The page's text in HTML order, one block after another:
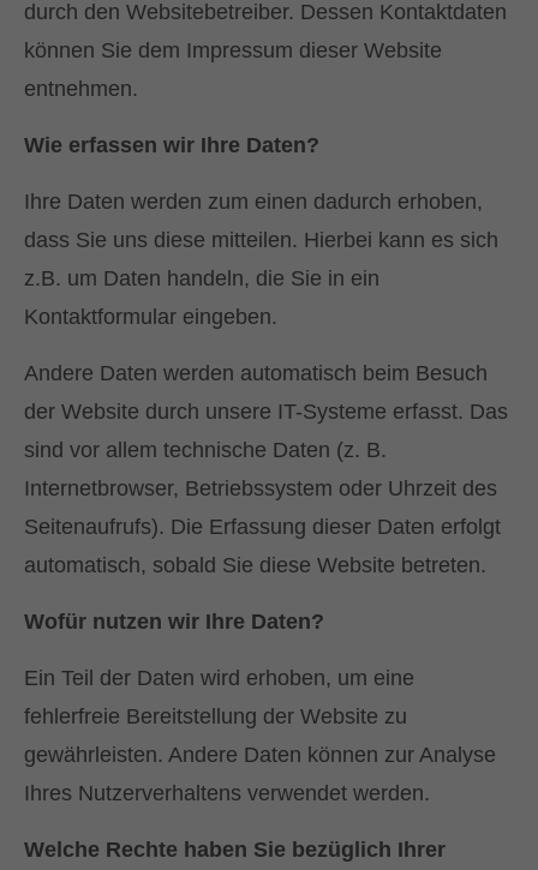
durch den Websitebetreiber. Dessen Kontaktdaten
können Sie dem Impressum dieser Website
entnehmen.
Wie erfassen wir Ihre Daten?
Ihre Daten werden zum einen dadurch erhoben,
dass Sie uns diese mitteilen. Hierbei kann es sich
z.B. um Daten handeln, die Sie in ein
Kontaktformular eingeben.
Andere Daten werden automatisch beim Besuch
der Website durch unsere IT-Systeme erfasst. Das
sind vor allem technische Daten (z. B.
Internetbrowser, Betriebssystem oder Uhrzeit des
Seitenaufrufs). Die Erfassung dieser Daten erfolgt
automatisch, sobald Sie diese Website betreten.
Wofür nutzen wir Ihre Daten?
Ein Teil der Daten wird erhoben, um eine
fehlerfreie Bereitstellung der Website zu
gewährleisten. Andere Daten können zur Analyse
Ihres Nutzerverhaltens verwendet werden.
Welche Rechte haben Sie bezüglich Ihrer